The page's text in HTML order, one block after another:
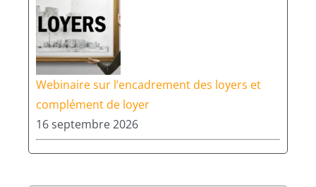
Webinaire sur l’encadrement des loyers et
complément de loyer
16 septembre 2026